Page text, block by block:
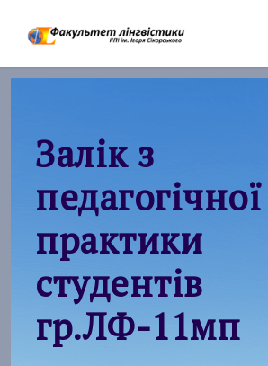
Залік з
педагогічної
практики
студентів
гр.ЛФ-11мп